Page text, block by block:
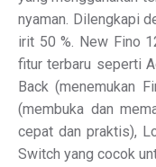
nyaman. Dilengkapi
irit 50 %. New Fino
fitur terbaru seperti
Back (menemukan
(membuka dan
cepat dan praktis),
Switch yang cocok